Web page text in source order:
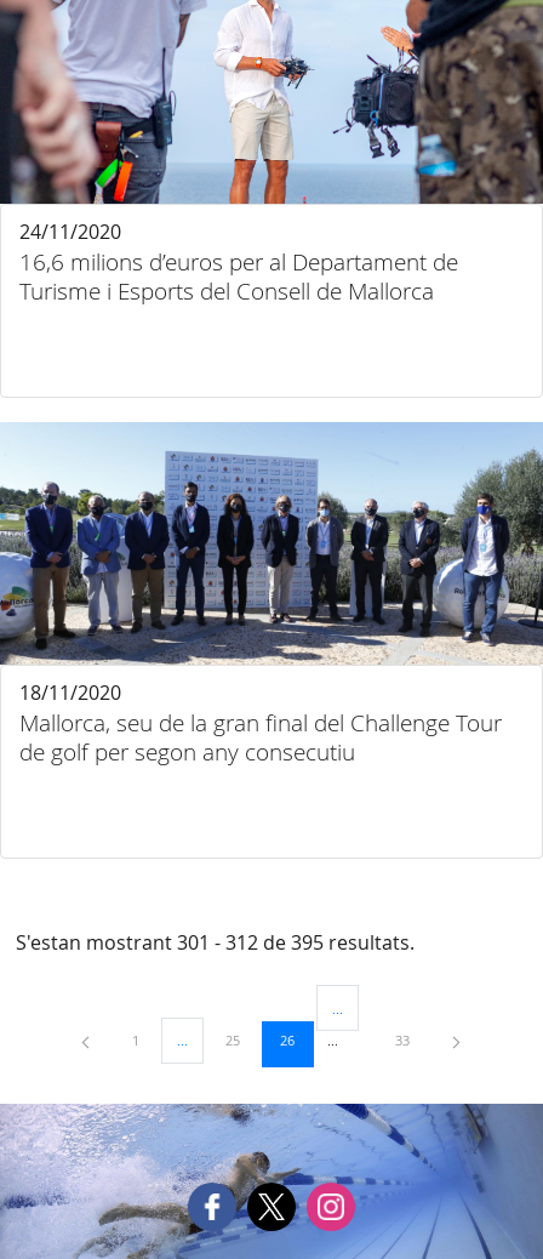
16,6 milions d’euros per al Departament de
Turisme i Esports del Consell de Mallorca
24/11/2020
Mallorca, seu de la gran final del Challenge Tour
de golf per segon any consecutiu
18/11/2020
S'estan mostrant 301 - 312 de 395 resultats.
Pàgina
1 ...Pàgines intermèdies Utilitzeu TAB per navegar.
Pàgina
25 Pàgina
26
Pàgines intermèdies Utilitzeu
Pàgina
33